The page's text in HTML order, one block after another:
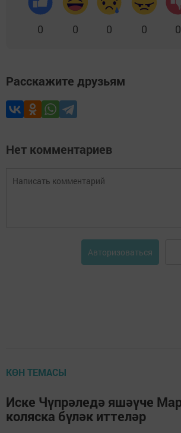
0 0 0 0 0
Расскажите друзьям
Нет комментариев
Авторизоваться
КӨН ТЕМАСЫ
Иске Чүпрәледә яшәүче
коляска бүләк иттеләр